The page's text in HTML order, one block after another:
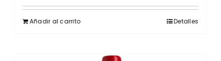
Añadir al carrito Detalles